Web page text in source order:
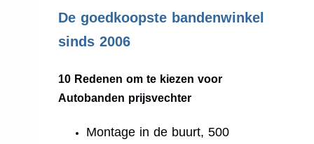
De goedkoopste bandenwinkel
sinds 2006
10 Redenen om te kiezen voor
Autobanden prijsvechter
Montage in de buurt, 500